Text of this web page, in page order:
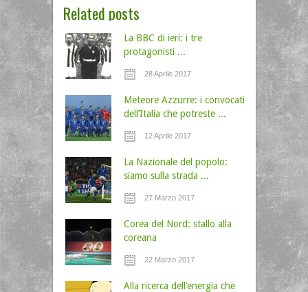
Related posts
La BBC di ieri: i tre
protagonisti ...
28 Aprile 2017
Meteore Azzurre: i convocati
dell’Italia che potreste ...
12 Aprile 2017
La Nazionale del popolo:
siamo sulla strada ...
27 Marzo 2017
Corea del Nord: stallo alla
coreana
22 Marzo 2017
Alla ricerca dell’energia che